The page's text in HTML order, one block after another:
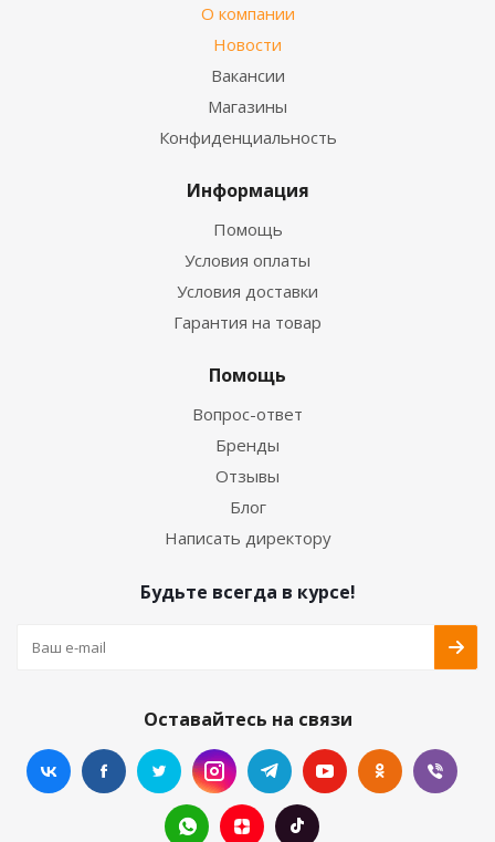
О компании
Новости
Вакансии
Магазины
Конфиденциальность
Информация
Помощь
Условия оплаты
Условия доставки
Гарантия на товар
Помощь
Вопрос-ответ
Бренды
Отзывы
Блог
Написать директору
Будьте всегда в курсе!
Оставайтесь на связи